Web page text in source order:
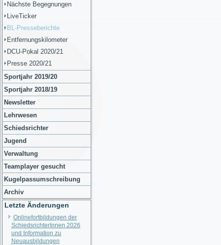
Nächste Begegnungen
LiveTicker
BL-Presseberichte
Entfernungskilometer
DCU-Pokal 2020/21
Presse 2020/21
Sportjahr 2019/20
Sportjahr 2018/19
Newsletter
Lehrwesen
Schiedsrichter
Jugend
Verwaltung
Teamplayer gesucht
Kugelpassumschreibung
Archiv
Letzte Änderungen
Onlinefortbildungen der
SchiedsrichterInnen 2026
und Information zu
Neuausbildungen